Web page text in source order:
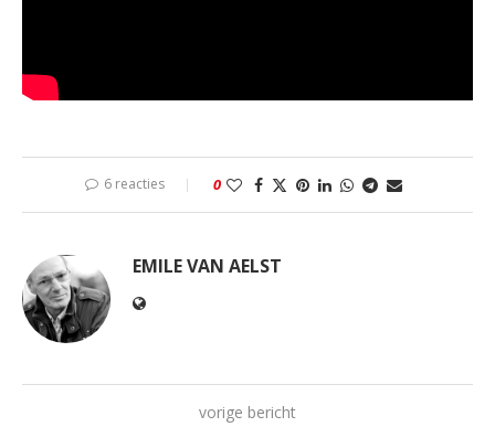
6 reacties 0
EMILE VAN AELST
vorige bericht